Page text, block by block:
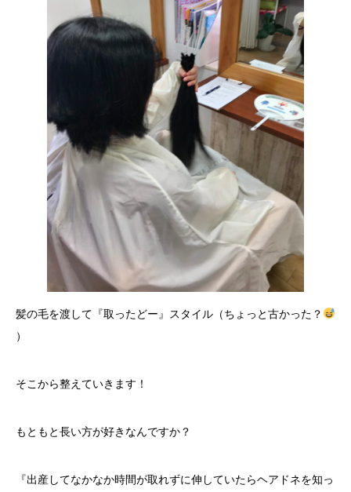
髪の毛を渡して『取ったどー』スタイル（ちょっと古かった？
）
そこから整えていきます！
もともと長い方が好きなんですか？
『出産してなかなか時間が取れずに伸していたらヘアドネを知っ